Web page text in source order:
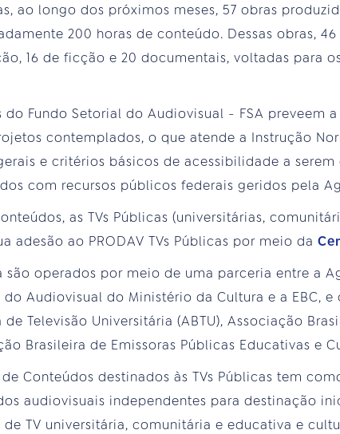
ao longo dos próximos meses, 57 obras
200 horas de conteúdo. Dessas obras,
16 de ficção e 20 documentais, voltadas para
do Fundo Setorial do Audiovisual - FSA preveem
contemplados, o que atende a Instrução
e critérios básicos de acessibilidade a
com recursos públicos federais geridos pela
as TVs Públicas (universitárias,
adesão ao PRODAV TVs Públicas por meio da
são operados por meio de uma parceria entre a
do Audiovisual do Ministério da Cultura e a EBC,
Televisão Universitária (ABTU), Associação
Brasileira de Emissoras Públicas Educativas e
Conteúdos destinados às TVs Públicas tem
audiovisuais independentes para destinação
TV universitária, comunitária e educativa e